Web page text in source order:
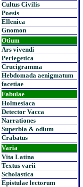
Cultus Civilis
Poesis
Ellenica
Gnomon
Otium
Ars vivendi
Periegetica
Crucigramma
Hebdomada aenigmatum
facetiae
Fabulae
Holmesiaca
Detector Vacca
Narrationes
Superbia & odium
Crabatus
Varia
Vita Latina
Textus varii
Scholastica
Epistulae lectorum